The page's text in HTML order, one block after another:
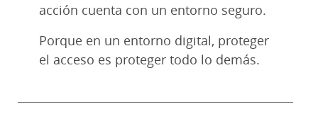
acción cuenta con un entorno seguro.
Porque en un entorno digital, proteger
el acceso es proteger todo lo demás.